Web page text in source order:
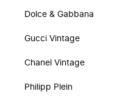
Dolce & Gabbana
Gucci Vintage
Chanel Vintage
Philipp Plein